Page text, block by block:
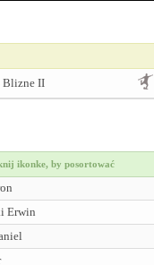
Blizne II
ikonke, by posortować
Erwin